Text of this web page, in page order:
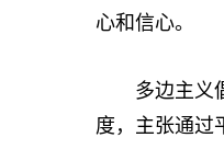
心和信心。
多边主义倡
度，主张通过